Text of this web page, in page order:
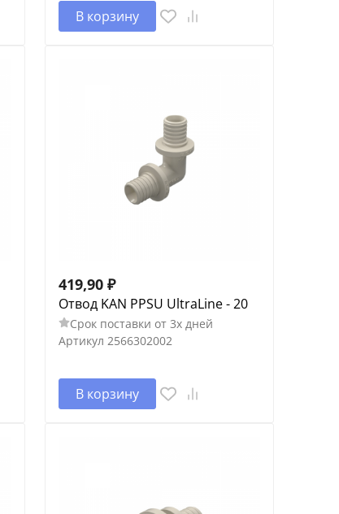
В корзину
419,90 ₽
Отвод KAN PPSU UltraLine - 20
Срок поставки от 3х дней
Артикул 2566302002
В корзину